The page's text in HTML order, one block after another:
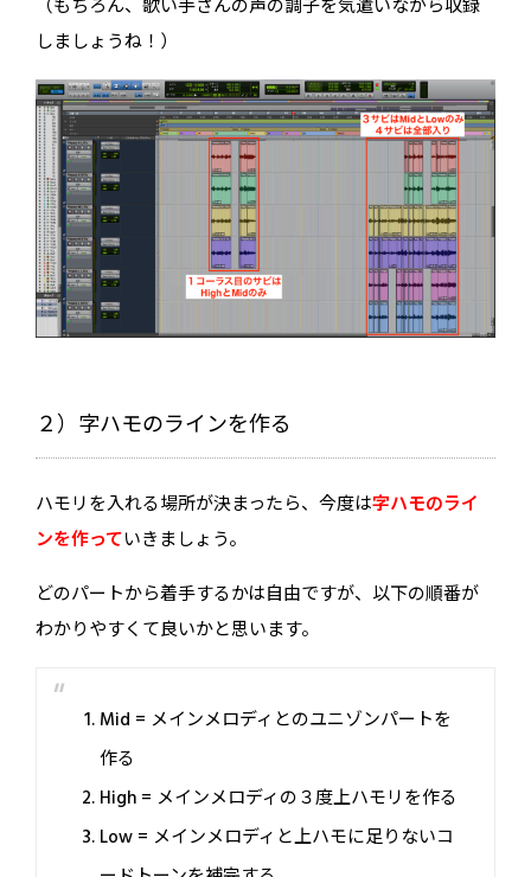
（もちろん、歌い手さんの声の調子を気遣いながら収録
しましょうね！）
２）字ハモのラインを作る
ハモリを入れる場所が決まったら、今度は字ハモのライ
ンを作っていきましょう。
どのパートから着手するかは自由ですが、以下の順番が
わかりやすくて良いかと思います。
Mid = メインメロディとのユニゾンパートを
作る
High = メインメロディの３度上ハモリを作る
Low = メインメロディと上ハモに足りないコ